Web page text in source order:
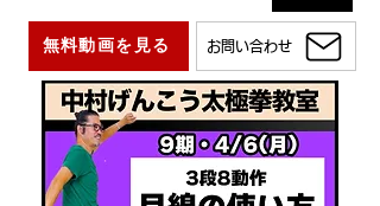
お問い合わせ
無料動画を見る